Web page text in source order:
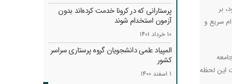
بر
سریع و
این لحظه
پرستارانی که در کرونا خدمت کرد‌ه‌اند بدون
آزمون استخدام شوند
10 خرداد 1401
المپیاد علمی دانشجویان گروه پرستاری سراسر
کشور
1 اسفند 1400